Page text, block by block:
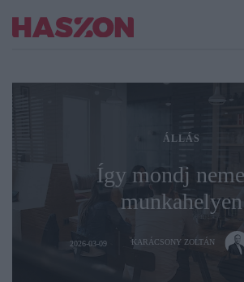
ÁLLÁS
Így mondj
munkahelyen
2026-03-09 KARÁCSONY ZOLTÁN